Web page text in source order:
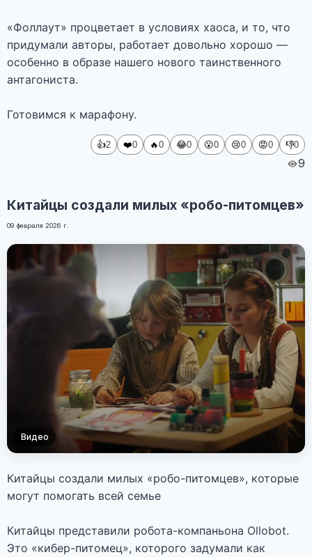
«Фоллаут» процветает в условиях хаоса, и то, что
придумали авторы, работает довольно хорошо —
особенно в образе нашего нового таинственного
антагониста.
Готовимся к марафону.
👍2 ❤️0 🔥0 😂0 😮0 😢0 😡0 👎0
9
Китайцы создали милых «робо-питомцев»
09 февраля 2026 г.
Видео
Китайцы создали милых «робо-питомцев», которые
могут помогать всей семье
Китайцы представили робота-компаньона Ollobot.
Это «кибер-питомец», которого задумали как